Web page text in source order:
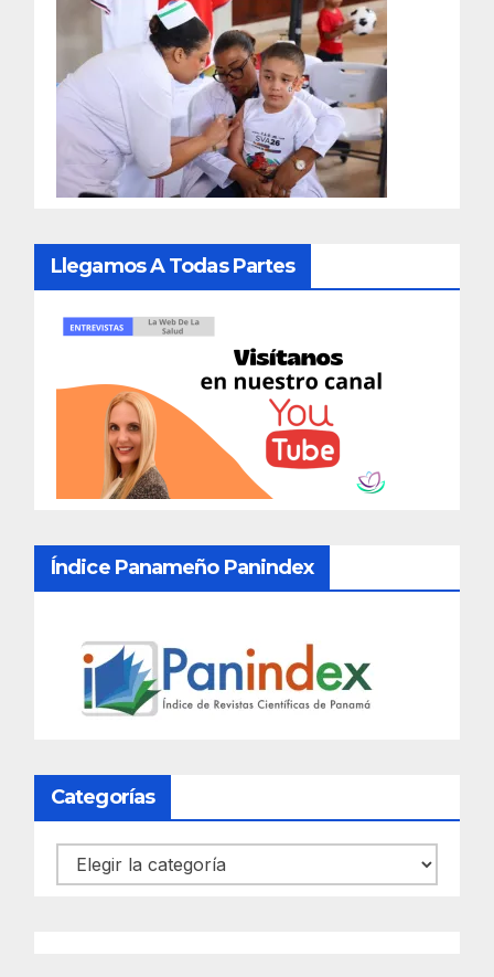
Llegamos A Todas Partes
Índice Panameño Panindex
Categorías
Categorías